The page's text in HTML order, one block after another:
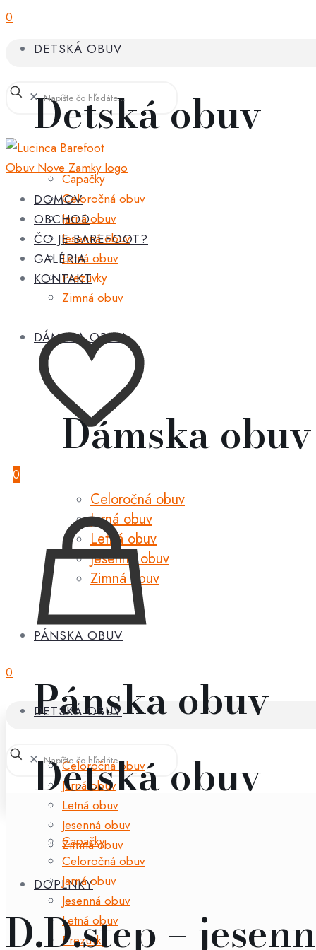
0
DETSKÁ OBUV
Detská obuv
Capačky
Celoročná obuv
Jarná obuv
Jesenná obuv
Letná obuv
Prezuvky
Zimná obuv
DÁMSKA OBUV
Dámska obuv
Celoročná obuv
Jarná obuv
Letná obuv
Jesenná obuv
Zimná obuv
PÁNSKA OBUV
Pánska obuv
Celoročná obuv
Jarná obuv
Letná obuv
Jesenná obuv
Zimná obuv
DOPLNKY
✕
DOMOV
OBCHOD
ČO JE BAREFOOT?
GALÉRIA
KONTAKT
0
0
DETSKÁ OBUV
Detská obuv
Capačky
Celoročná obuv
Jarná obuv
Jesenná obuv
Letná obuv
Prezuvky
✕
D.D.step –